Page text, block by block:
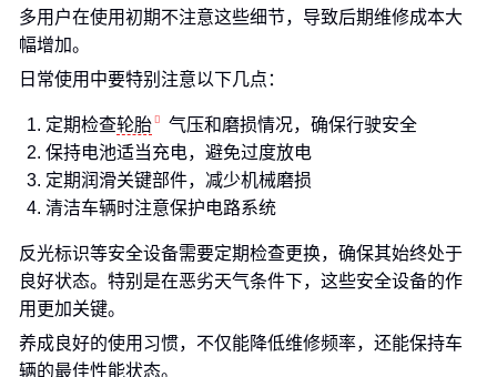
多用户在使用初期不注意这些细节，导致后期维修成本大
幅增加。
日常使用中要特别注意以下几点：
定期检查轮胎
气压和磨损情况，确保行驶安全
保持电池适当充电，避免过度放电
定期润滑关键部件，减少机械磨损
清洁车辆时注意保护电路系统
反光标识等安全设备需要定期检查更换，确保其始终处于
良好状态。特别是在恶劣天气条件下，这些安全设备的作
用更加关键。
养成良好的使用习惯，不仅能降低维修频率，还能保持车
辆的最佳性能状态。